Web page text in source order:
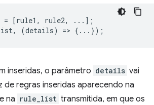
= [rule1 , rule2,
...];
, (details) => {...});
inseridas, o parâmetro details vai
de regras inseridas aparecendo na
na rule_list transmitida, em que os